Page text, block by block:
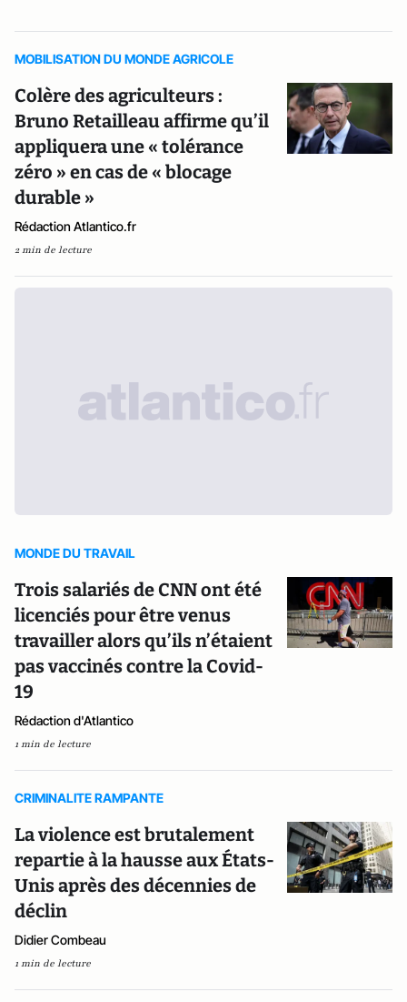
MOBILISATION DU MONDE AGRICOLE
Colère des agriculteurs :
Bruno Retailleau affirme qu’il
appliquera une « tolérance
zéro » en cas de « blocage
durable »
Rédaction Atlantico.fr
2 min de lecture
MONDE DU TRAVAIL
Trois salariés de CNN ont été
licenciés pour être venus
travailler alors qu’ils n’étaient
pas vaccinés contre la Covid-
19
Rédaction d'Atlantico
1 min de lecture
CRIMINALITE RAMPANTE
La violence est brutalement
repartie à la hausse aux États-
Unis après des décennies de
déclin
Didier Combeau
1 min de lecture